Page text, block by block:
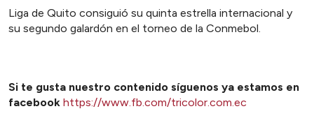
Liga de Quito consiguió su quinta estrella internacional y
su segundo galardón en el torneo de la Conmebol.
Si te gusta nuestro contenido síguenos ya estamos en
facebook https://www.fb.com/tricolor.com.ec